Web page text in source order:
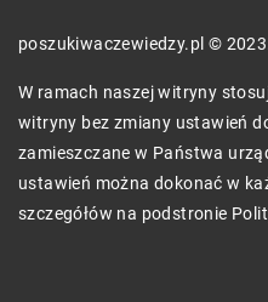
poszukiwaczewiedzy.pl ©
W ramach naszej witryny
witryny bez zmiany ustawień
zamieszczane w Państwa
ustawień można dokonać w
szczegółów na podstronie